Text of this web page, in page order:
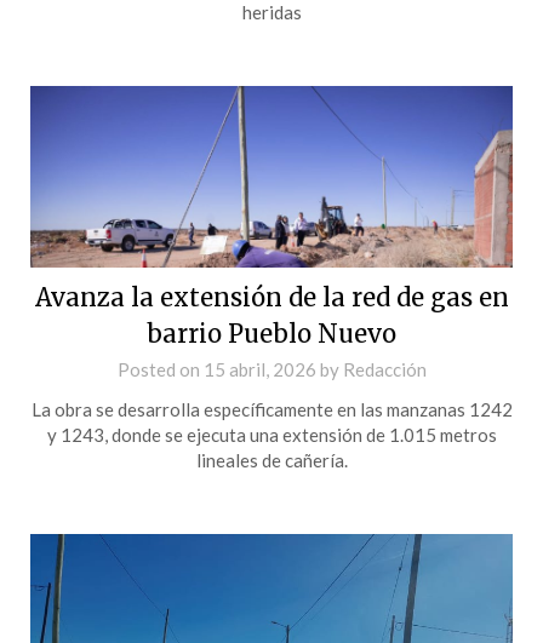
heridas
Avanza la extensión de la red de gas en
barrio Pueblo Nuevo
Posted on 15 abril, 2026 by Redacción
La obra se desarrolla específicamente en las manzanas 1242
y 1243, donde se ejecuta una extensión de 1.015 metros
lineales de cañería.